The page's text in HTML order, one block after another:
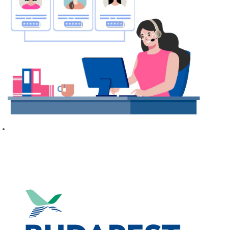
Több pozíciónk
esetében
segítségünkre